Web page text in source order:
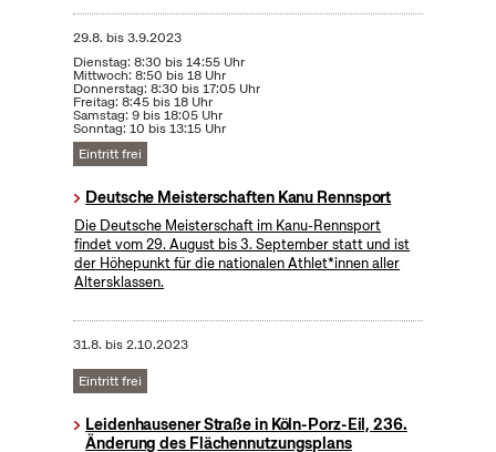
29.8. bis3.9.2023
Dienstag: 8:30 bis 14:55 Uhr
Mittwoch: 8:50 bis 18 Uhr
Donnerstag: 8:30 bis 17:05 Uhr
Freitag: 8:45 bis 18 Uhr
Samstag: 9 bis 18:05 Uhr
Sonntag: 10 bis 13:15 Uhr
Eintritt frei
Deutsche Meisterschaften Kanu Rennsport
Die Deutsche Meisterschaft im Kanu-Rennsport
findet vom 29. August bis 3. September statt und ist
der Höhepunkt für die nationalen Athlet*innen aller
Altersklassen.
31.8. bis2.10.2023
Eintritt frei
Leidenhausener Straße in Köln-Porz-Eil, 236.
Änderung des Flächennutzungsplans